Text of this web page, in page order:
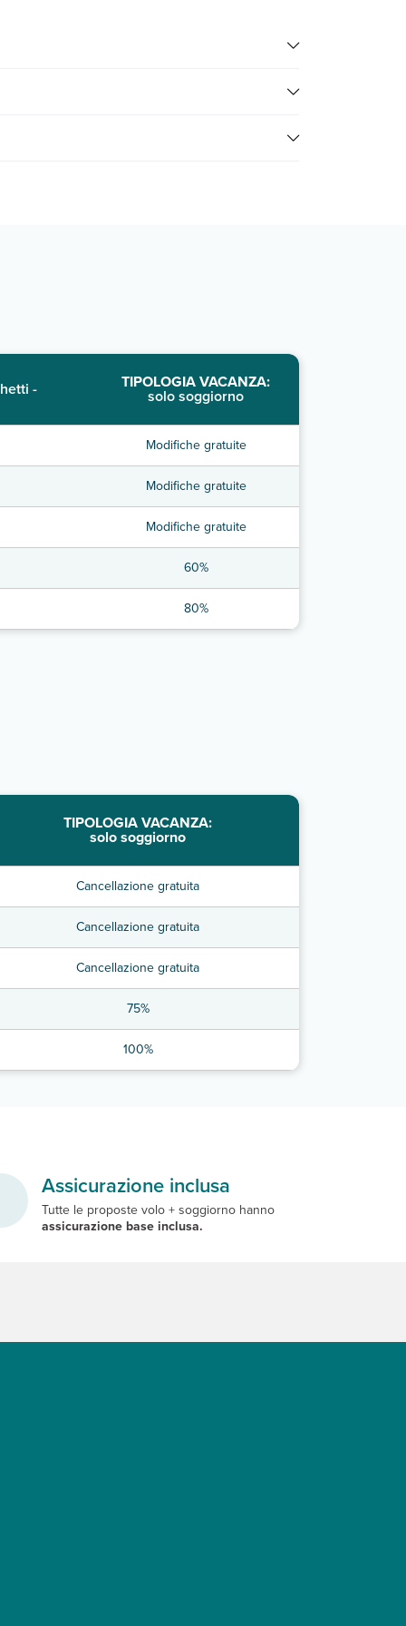
- TIPOLOGIA VACANZA:
solo soggiorno
Modifiche gratuite
Modifiche gratuite
Modifiche gratuite
60%
80%
TIPOLOGIA VACANZA:
solo soggiorno
Cancellazione gratuita
Cancellazione gratuita
Cancellazione gratuita
75%
100%
Assicurazione inclusa
Tutte le proposte volo + soggiorno hanno
assicurazione base inclusa.